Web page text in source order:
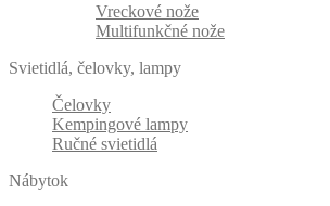
Vreckové nože
Multifunkčné nože
Svietidlá, čelovky, lampy
Čelovky
Kempingové lampy
Ručné svietidlá
Nábytok